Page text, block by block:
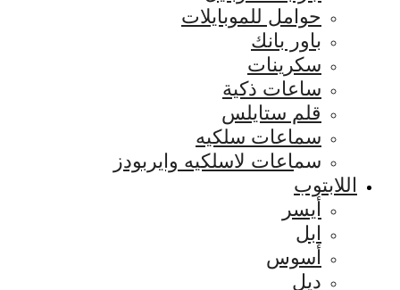
حوامل للموبايلات
باور بانك
سكرينات
ساعات ذكية
قلم ستايلس
سماعات سلكيه
سماعات لاسلكيه وايربودز
اللابتوب
أيسر
ابل
أسوس
ديل